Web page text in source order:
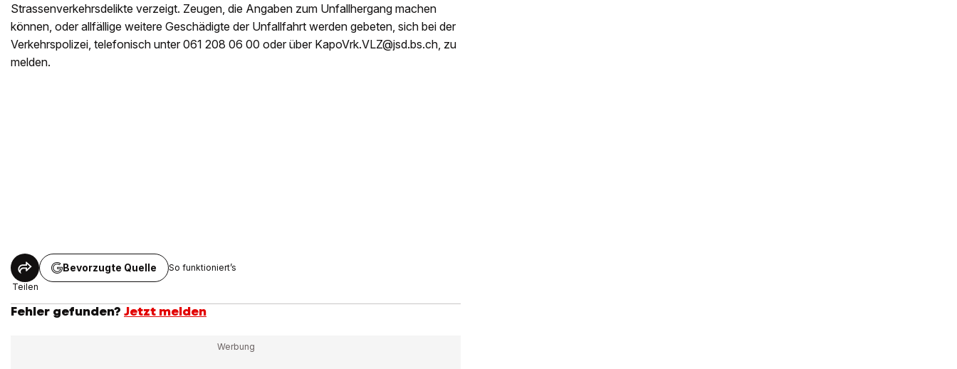
Strassenverkehrsdelikte verzeigt. Zeugen, die Angaben zum Unfallhergang machen
können, oder allfällige weitere Geschädigte der Unfallfahrt werden gebeten, sich bei der
Verkehrspolizei, telefonisch unter 061 208 06 00 oder über KapoVrk.VLZ@jsd.bs.ch, zu
melden.
Teilen
Bevorzugte Quelle So funktioniert’s
Fehler gefunden? Jetzt melden